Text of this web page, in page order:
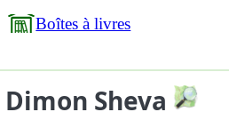
Boîtes à livres
Dimon Sheva